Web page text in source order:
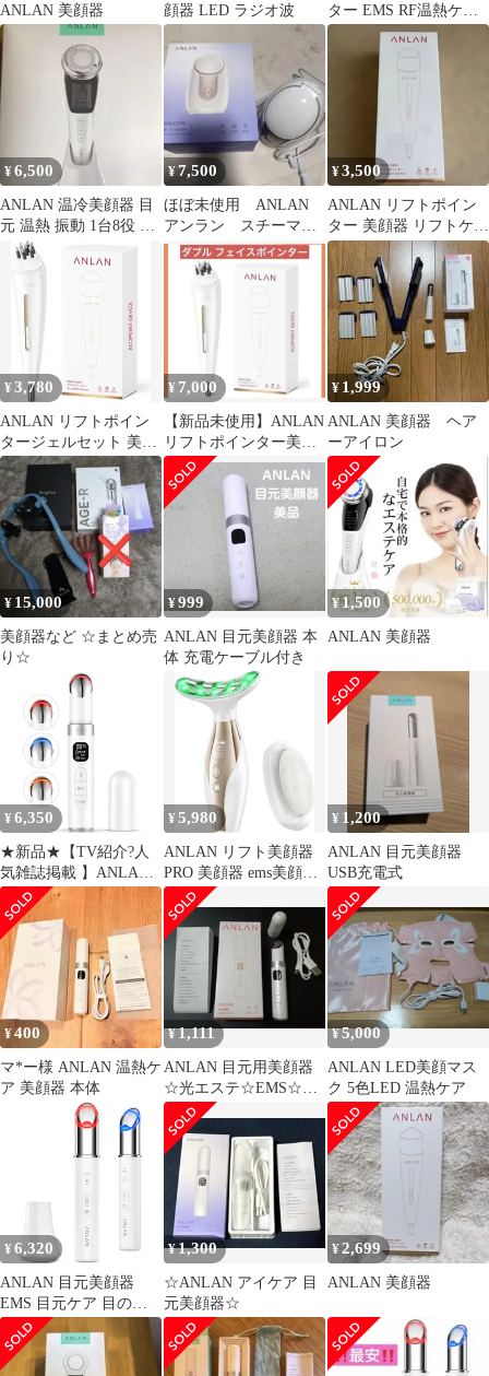
ANLAN 美顔器
顔器 LED ラジオ波
ター EMS RF温熱ケア
美顔器【新品】
¥6,500
ANLAN 温冷美顔器 目
元 温熱 振動 1台8役 美
顔器 ems 自宅用美顔器
¥7,500
ほぼ未使用 ANLAN
アンラン スチーマー
美顔器 美顔器 フェ
イススチーマー
¥3,500
ANLAN リフトポイン
ター 美顔器 リフトケア
温熱ケア 筋膜リリース
コリ
¥ 3,780
ANLAN リフトポイン
タージェルセット 美顔
器 リフトケア コリほぐ
し
¥ 7,000
【新品未使用】ANLAN
リフトポインター美顔
器
¥ 1,999
ANLAN 美顔器 ヘア
ーアイロン
¥ 15,000
美顔器など ☆まとめ売
り☆
¥999
ANLAN 目元美顔器 本
体 充電ケーブル付き
¥1,500
ANLAN 美顔器
¥ 6,350
★新品★【TV紹介?人
気雑誌掲載 】ANLAN
目元ケア 美顔器 ems 目
元美顔器 45℃温熱ケア
3種類光エステ 1台6役
アイリフト 口元ケア 振
動 LCDディスプレイ
typeC充電式 誕生日 ク
リスマス プレセント
c7f76608
¥ 5,980
ANLAN リフト美顔器
PRO 美顔器 ems美顔器
天然石ローラー 温熱ケ
ア
¥ 1,200
ANLAN 目元美顔器
USB充電式
¥400
マ*ー様 ANLAN 温熱ケ
ア 美顔器 本体
¥1,111
ANLAN 目元用美顔器
☆光エステ☆EMS☆温
熱ケア★口元 コンパ
クトサイズ
¥5,000
ANLAN LED美顔マス
ク 5色LED 温熱ケア
¥ 6,320
ANLAN 目元美顔器
EMS 目元ケア 目のく
ま リフトケア 温熱 振
動 イオン導入 多機能
充電式 2色LED おうち
¥1,300
☆ANLAN アイケア 目
元美顔器☆
¥2,699
ANLAN 美顔器